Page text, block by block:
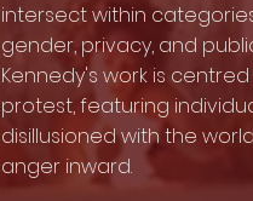
intersect within
gender, privacy, and
Kennedy's work is
protest, featuring
disillusioned with the
anger inward.